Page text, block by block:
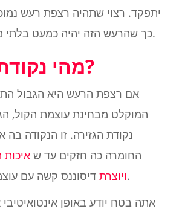
יתפקד. רצוי שתהיה רצפת רעש
כך שהרעש הזה יהיה כמעט בלתי מורגש בהקלטה.
מהי נקודת הגזירה?
אם רצפת הרעש היא הגבול
המוקלט מבחינת עוצמת הקול,
נקודת הגזירה. זו הנקודה בה
החומרה כה חזקים עד ש
ויוצרתדיסוננס קשה עם עוצמת אות מוגזמת.
אתה בטח יודע באופן אינטואיטיבי